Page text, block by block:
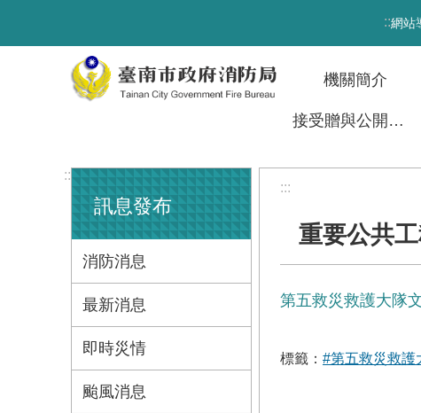
:::網站
機關簡介
接受贈與公開徵信
:::
訊息發布
消防消息
最新消息
即時災情
颱風消息
:::
重要公共
第五救災救護大隊
標籤： #第五救災救護